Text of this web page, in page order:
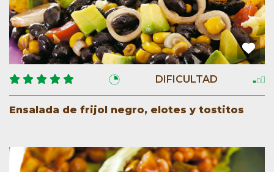
DIFICULTAD
Ensalada de frijol negro, elotes y tostitos